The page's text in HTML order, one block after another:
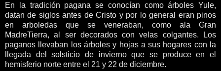
En la tradición pagana se conocían como árboles Yule,
datan de siglos antes de Cristo y por lo general eran pinos
en arboledas que se veneraban, como ala Gran
MadreTierra, al ser decorados con velas colgantes. Los
paganos llevaban los árboles y hojas a sus hogares con la
llegada del solsticio de invierno que se produce en el
hemisferio norte entre el 21 y 22 de diciembre.